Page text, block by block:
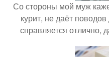
Со стороны мой муж
курит, не даёт
справляется отлично,